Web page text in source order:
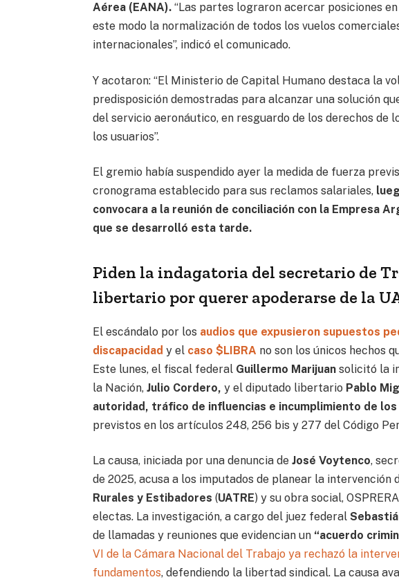
Aérea (EANA). “Las partes lograron acercar posiciones
este modo la normalización de todos los vuelos
internacionales”, indicó el comunicado.
Y acotaron: “El Ministerio de Capital Humano destaca la
predisposición demostradas para alcanzar una solución
del servicio aeronáutico, en resguardo de los derechos de
los usuarios”.
El gremio había suspendido ayer la medida de fuerza
cronograma establecido para sus reclamos salariales,
convocara a la reunión de conciliación con la Empresa
que se desarrolló esta tarde.
Piden la indagatoria del secretario de
libertario por querer apoderarse de la
El escándalo por los audios que expusieron supuestos
discapacidad y el caso $LIBRA no son los únicos hechos
Este lunes, el fiscal federal Guillermo Marijuansolicitó la
la Nación,Julio Cordero,y el diputado libertario Pablo
autoridad, tráfico de influencias e incumplimiento de
previstos en los artículos 248, 256 bis y 277 del Código
La causa, iniciada por una denuncia de José Voytenco,
de 2025, acusa a los imputados de planear la intervención
Rurales y Estibadores (UATRE) y su obra social,
electas. La investigación, a cargo del juez federal
de llamadas y reuniones que evidencian un “acuerdo
VI de la Cámara Nacional del Trabajo ya rechazó la
fundamentos, defendiendo la libertad sindical. La causa